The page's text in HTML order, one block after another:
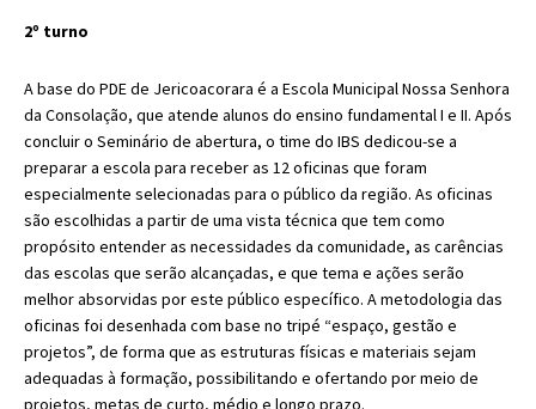
2º turno
A base do PDE de Jericoacorara é a Escola Municipal Nossa Senhora
da Consolação, que atende alunos do ensino fundamental I e II. Após
concluir o Seminário de abertura, o time do IBS dedicou-se a
preparar a escola para receber as 12 oficinas que foram
especialmente selecionadas para o público da região. As oficinas
são escolhidas a partir de uma vista técnica que tem como
propósito entender as necessidades da comunidade, as carências
das escolas que serão alcançadas, e que tema e ações serão
melhor absorvidas por este público específico. A metodologia das
oficinas foi desenhada com base no tripé “espaço, gestão e
projetos”, de forma que as estruturas físicas e materiais sejam
adequadas à formação, possibilitando e ofertando por meio de
projetos, metas de curto, médio e longo prazo.